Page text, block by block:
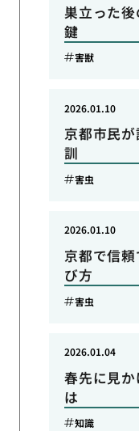
巣立った
鍵
害獣
京都市民
訓
2026.01.10
害虫
京都で信
び方
2026.01.10
害虫
春先に見
は
2026.01.04
知識